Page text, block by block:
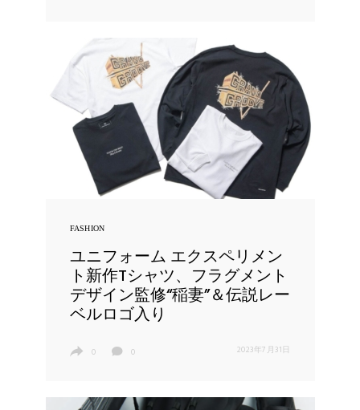
FASHION
ユニフォーム エクスペリメン
ト新作Tシャツ、フラグメント
デザイン監修“稲妻”＆伝説レー
ベルロゴ入り
0 0 2023年7月31日